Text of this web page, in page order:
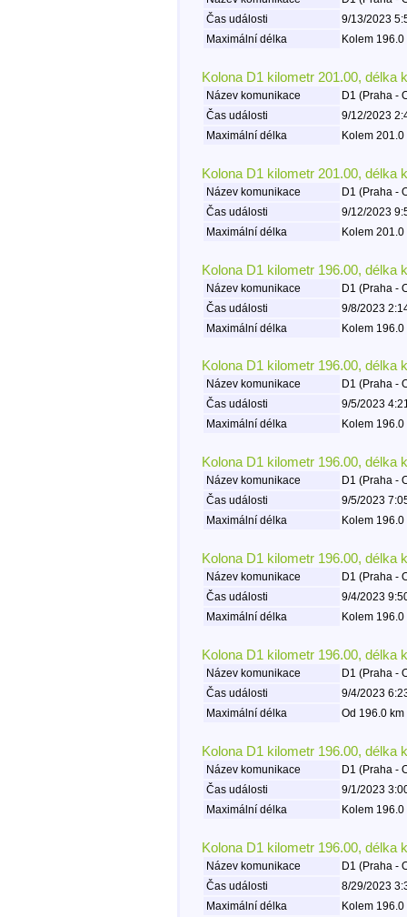
Čas události
9/13/2023
Maximální délka
Kolem
Kolona D1 kilometr 201.00, délka
Název komunikace
D1 (Praha -
Čas události
9/12/2023
Maximální délka
Kolem
Kolona D1 kilometr 201.00, délka
Název komunikace
D1 (Praha -
Čas události
9/12/2023
Maximální délka
Kolem
Kolona D1 kilometr 196.00, délka
Název komunikace
D1 (Praha -
Čas události
9/8/2023
Maximální délka
Kolem
Kolona D1 kilometr 196.00, délka
Název komunikace
D1 (Praha -
Čas události
9/5/2023
Maximální délka
Kolem
Kolona D1 kilometr 196.00, délka
Název komunikace
D1 (Praha -
Čas události
9/5/2023
Maximální délka
Kolem
Kolona D1 kilometr 196.00, délka
Název komunikace
D1 (Praha -
Čas události
9/4/2023
Maximální délka
Kolem
Kolona D1 kilometr 196.00, délka
Název komunikace
D1 (Praha -
Čas události
9/4/2023
Maximální délka
Od 196.0
Kolona D1 kilometr 196.00, délka
Název komunikace
D1 (Praha -
Čas události
9/1/2023
Maximální délka
Kolem
Kolona D1 kilometr 196.00, délka
Název komunikace
D1 (Praha -
Čas události
8/29/2023
Maximální délka
Kolem